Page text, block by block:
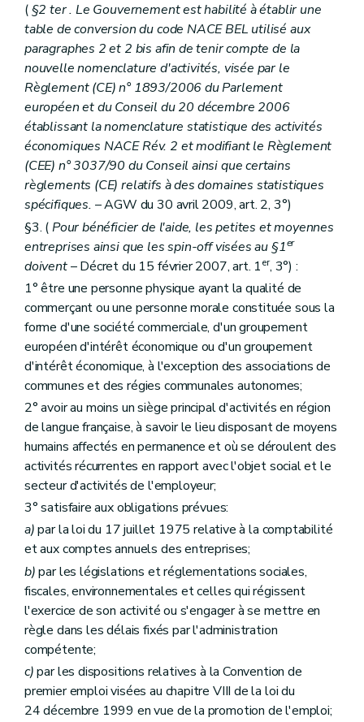
( §2ter. Le Gouvernement est habilité à établir une
table de conversion du code NACE BEL utilisé aux
paragraphes 2 et 2 bis afin de tenir compte de la
nouvelle nomenclature d'activités, visée par le
Règlement (CE) n° 1893/2006 du Parlement
européen et du Conseil du 20 décembre 2006
établissant la nomenclature statistique des activités
économiques NACE Rév. 2 et modifiant le Règlement
(CEE) n° 3037/90 du Conseil ainsi que certains
règlements (CE) relatifs à des domaines statistiques
spécifiques. – AGW du 30 avril 2009, art. 2, 3°)
§3. (Pour bénéficier de l'aide, les petites et moyennes
entreprises ainsi que les spin-off visées au §1er
doivent– Décret du 15 février 2007, art. 1er, 3°) :
1° être une personne physique ayant la qualité de
commerçant ou une personne morale constituée sous la
forme d'une société commerciale, d'un groupement
européen d'intérêt économique ou d'un groupement
d'intérêt économique, à l'exception des associations de
communes et des régies communales autonomes;
2° avoir au moins un siège principal d'activités en région
de langue française, à savoir le lieu disposant de moyens
humains affectés en permanence et où se déroulent des
activités récurrentes en rapport avec l'objet social et le
secteur d'activités de l'employeur;
3° satisfaire aux obligations prévues:
a)par la loi du 17 juillet 1975 relative à la comptabilité
et aux comptes annuels des entreprises;
b)par les législations et réglementations sociales,
fiscales, environnementales et celles qui régissent
l'exercice de son activité ou s'engager à se mettre en
règle dans les délais fixés par l'administration
compétente;
c)par les dispositions relatives à la Convention de
premier emploi visées au chapitre VIII de la loi du
24 décembre 1999 en vue de la promotion de l'emploi;